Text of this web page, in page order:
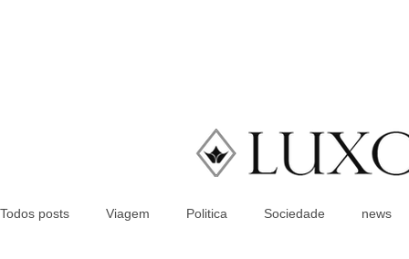
Todos posts Viagem Politica Sociedade news